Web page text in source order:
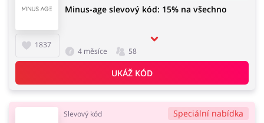
1837
Minus-age slevový kód: 15% na všechno
4 měsíce 58
UKÁŽ KÓD
Slevový kód Speciální nabídka